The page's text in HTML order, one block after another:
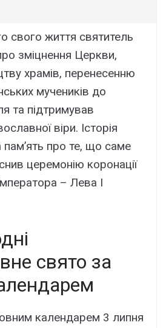
свого життя святитель
зміцнення Церкви,
храмів, перенесенню
мучеників до
та підтримував
віри. Історія
про те, що саме
церемонію коронації
– Лева I
свято за
календарем 3 липня